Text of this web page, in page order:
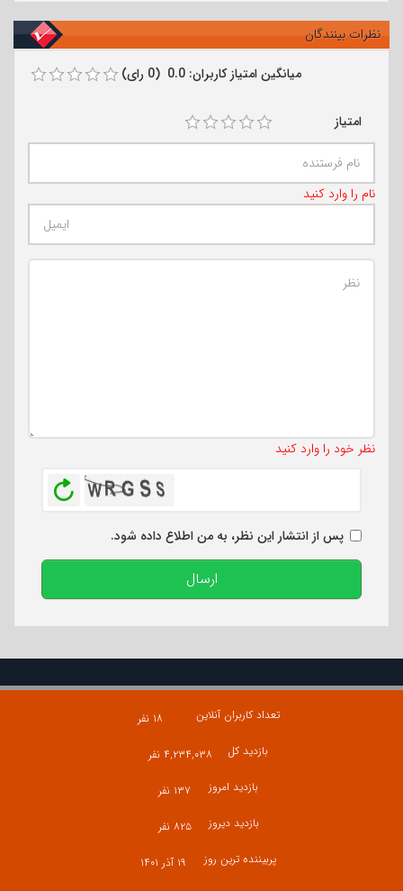
نظرات بینندگان
میانگین امتیاز کاربران: 0.0 (0 رای)
امتیاز
نام را وارد کنید
نظر خود را وارد کنید
پس از انتشار این نظر، به من اطلاع داده شود.
ارسال
تعداد کاربران آنلاین
۱۸ نفر
بازدید کل
۴,۲۳۴,۰۳۸ نفر
بازدید امروز
۱۳۷ نفر
بازدید دیروز
۸۲۵ نفر
پربیننده ترین روز
۱۹ آذر ۱۴۰۱